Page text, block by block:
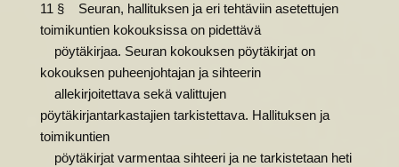
11 § Seuran, hallituksen ja eri tehtäviin asetettujen
toimikuntien kokouksissa on pidettävä
pöytäkirjaa. Seuran kokouksen pöytäkirjat on
kokouksen puheenjohtajan ja sihteerin
allekirjoitettava sekä valittujen
pöytäkirjantarkastajien tarkistettava. Hallituksen ja
toimikuntien
pöytäkirjat varmentaa sihteeri ja ne tarkistetaan heti